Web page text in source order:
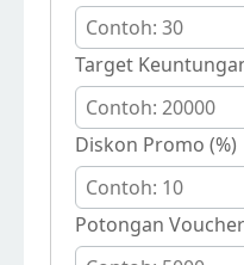
Target
Diskon Promo (%)
Potongan